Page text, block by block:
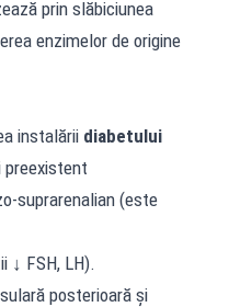
prin slăbiciunea
enzimelor de origine
instalării diabetului
preexistent
suprarenalian (este
↓ FSH, LH).
posterioară și